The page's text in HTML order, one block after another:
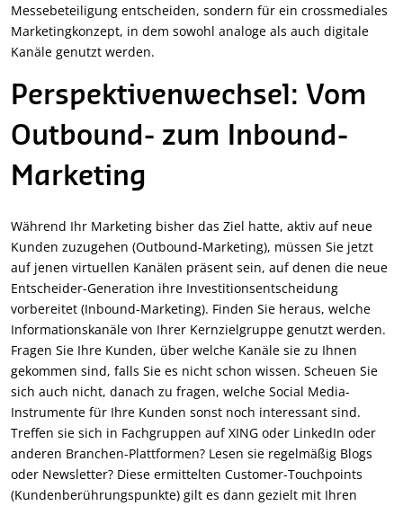
Messebeteiligung entscheiden, sondern für ein crossmediales
Marketingkonzept, in dem sowohl analoge als auch digitale
Kanäle genutzt werden.
Perspektivenwechsel: Vom
Outbound- zum Inbound-
Marketing
Während Ihr Marketing bisher das Ziel hatte, aktiv auf neue
Kunden zuzugehen (Outbound-Marketing), müssen Sie jetzt
auf jenen virtuellen Kanälen präsent sein, auf denen die neue
Entscheider-Generation ihre Investitionsentscheidung
vorbereitet (Inbound-Marketing). Finden Sie heraus, welche
Informationskanäle von Ihrer Kernzielgruppe genutzt werden.
Fragen Sie Ihre Kunden, über welche Kanäle sie zu Ihnen
gekommen sind, falls Sie es nicht schon wissen. Scheuen Sie
sich auch nicht, danach zu fragen, welche Social Media-
Instrumente für Ihre Kunden sonst noch interessant sind.
Treffen sie sich in Fachgruppen auf XING oder LinkedIn oder
anderen Branchen-Plattformen? Lesen sie regelmäßig Blogs
oder Newsletter? Diese ermittelten Customer-Touchpoints
(Kundenberührungspunkte) gilt es dann gezielt mit Ihren